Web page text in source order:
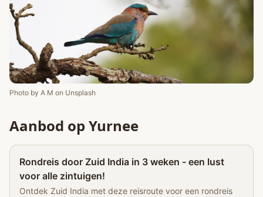
Photo by A M on Unsplash
Aanbod op Yurnee
Rondreis door Zuid India in 3 weken - een lust
voor alle zintuigen!
Ontdek Zuid India met deze reisroute voor een rondreis